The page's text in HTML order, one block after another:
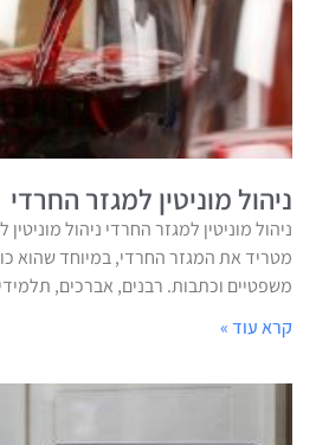
ניהול מוניטין למגזר החרדי
ניהול מוניטין למגזר החרדי ניהול
מטריד את המגזר החרדי, במיוחד שהוא
משפטיים וכתבות. רבנים, אברכים, תלמידי
קרא עוד »